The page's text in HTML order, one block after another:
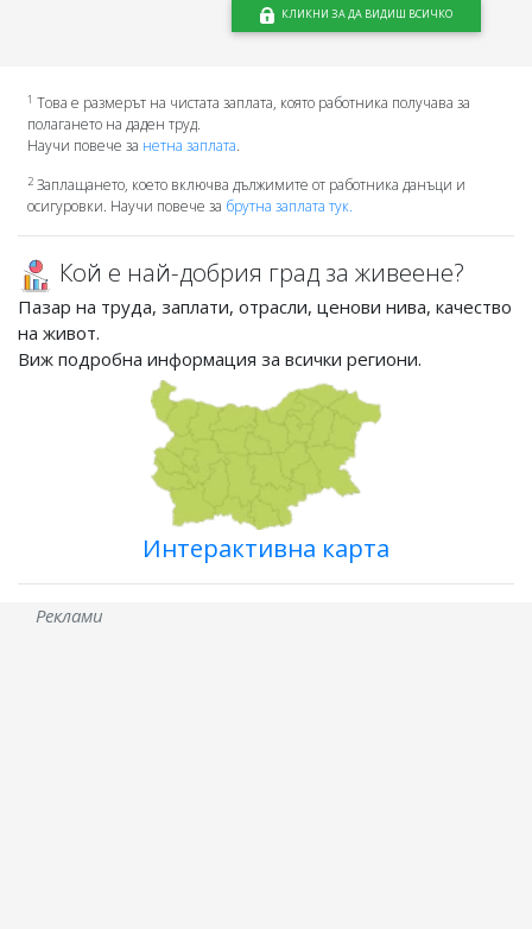
КЛИКНИ ЗА ДА ВИДИШ ВСИЧКО
1 Това е размерът на чистата заплата, която работника получава за
полагането на даден труд.
Научи повече за нетна заплата.
2Заплащането, което включва дължимите от работника данъци и
осигуровки. Научи повече за брутна заплата тук.
Кой е най-добрия град за живеене?
Пазар на труда, заплати, отрасли, ценови нива, качество
на живот.
Виж подробна информация за всички региони.
Интерактивна карта
Реклами